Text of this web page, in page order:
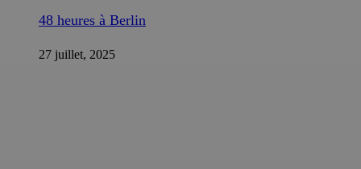
48 heures à Berlin
27 juillet, 2025